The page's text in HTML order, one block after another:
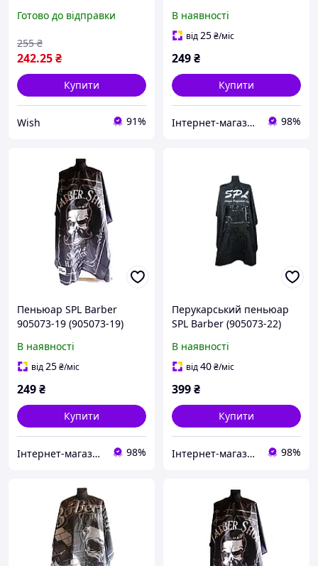
Готово до відправки
242.25₴
255 ₴
Купити
Wish 91%
В наявності
від25₴/міс
249₴
Купити
Інтернет-магазин "OpenSalon" 98%
Пеньюар SPL Barber
905073-19 (905073-19)
В наявності
від25₴/міс
249₴
Купити
Інтернет-магазин "OpenSalon" 98%
Перукарський пеньюар
SPL Barber (905073-22)
В наявності
від40₴/міс
399₴
Купити
Інтернет-магазин "OpenSalon" 98%